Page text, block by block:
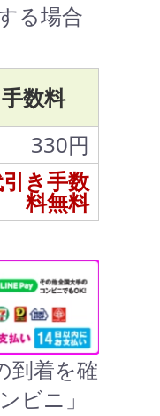
る場合
手数料
330円
き手数
料無料
到着を確
ビニ」